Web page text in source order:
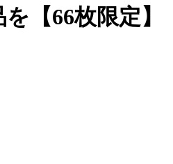
【66枚限定】